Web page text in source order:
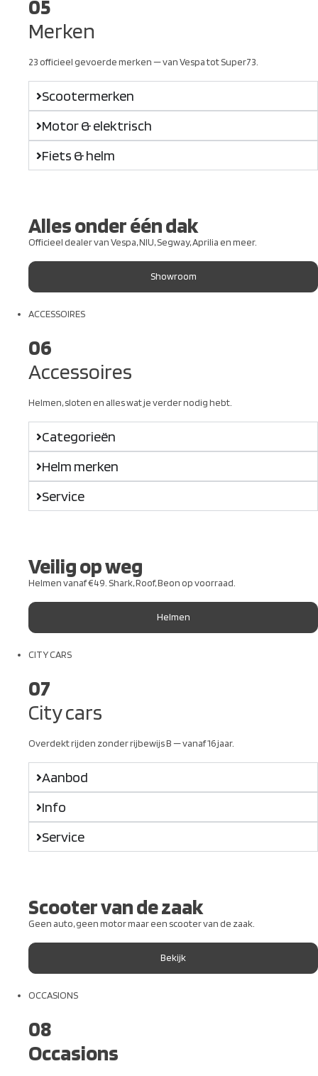
05
Merken
23 officieel gevoerde merken — van Vespa tot Super73.
Scootermerken
Motor & elektrisch
Fiets & helm
Alles onder één dak
Officieel dealer van Vespa, NIU, Segway, Aprilia en meer.
Showroom
ACCESSOIRES
06
Accessoires
Helmen, sloten en alles wat je verder nodig hebt.
Categorieën
Helm merken
Service
Veilig op weg
Helmen vanaf €49. Shark, Roof, Beon op voorraad.
Helmen
CITY CARS
07
City cars
Overdekt rijden zonder rijbewijs B — vanaf 16 jaar.
Aanbod
Info
Service
Scooter van de zaak
Geen auto, geen motor maar een scooter van de zaak.
Bekijk
OCCASIONS
08
Occasions